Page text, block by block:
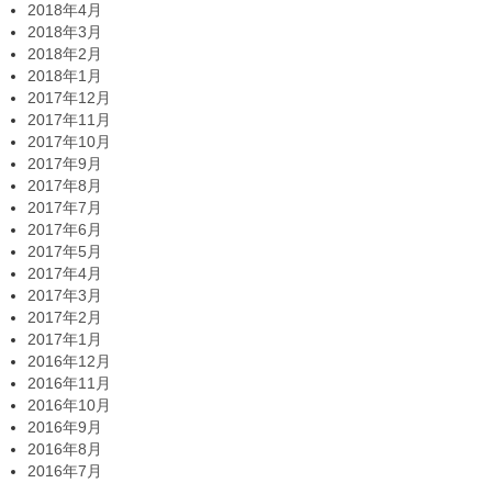
2018年4月
2018年3月
2018年2月
2018年1月
2017年12月
2017年11月
2017年10月
2017年9月
2017年8月
2017年7月
2017年6月
2017年5月
2017年4月
2017年3月
2017年2月
2017年1月
2016年12月
2016年11月
2016年10月
2016年9月
2016年8月
2016年7月